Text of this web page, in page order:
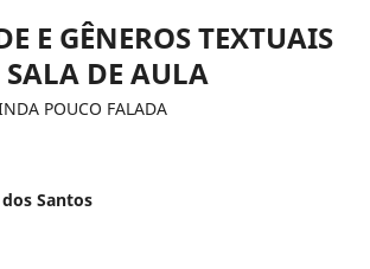
E GÊNEROS TEXTUAIS
DE AULA
POUCO FALADA
Santos